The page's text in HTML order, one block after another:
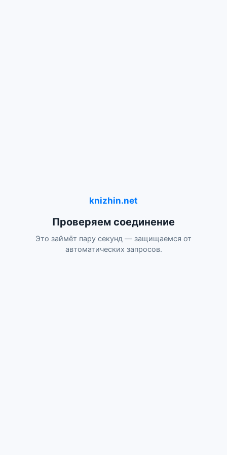
knizhin.net
Проверяем соединение
Это займёт пару секунд — защищаемся от
автоматических запросов.